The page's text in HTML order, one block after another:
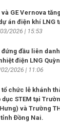
và GE Vernova
án điện khí LNG
2026 | 15:53
đứng đầu liên
điện LNG
2026 | 11:06
tổ chức lễ khánh
STEM tại
và Trường
Đồng Nai.